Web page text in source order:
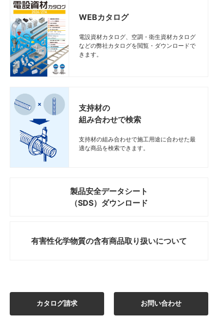
WEBカタログ
電設資材カタログ、空調・衛生資材カタログ
などの弊社カタログを閲覧・ダウンロードで
きます。
支持材の
組み合わせで検索
支持材の組み合わせで施工用途に合わせた最
適な商品を検索できます。
製品安全データシート
（SDS）ダウンロード
有害性化学物質の含有商品取り扱いについて
カタログ請求 お問い合わせ